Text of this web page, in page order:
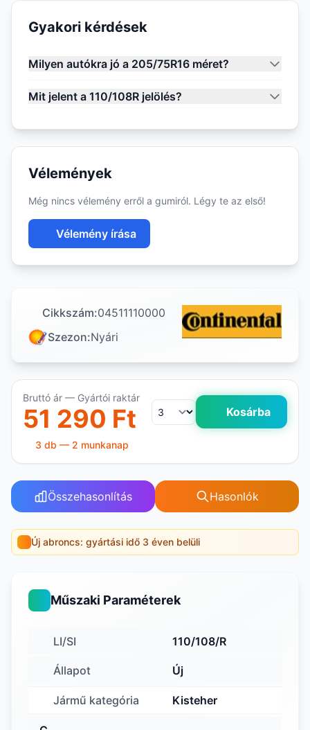
Gyakori kérdések
Milyen autókra jó a 205/75R16 méret?
Mit jelent a 110/108R jelölés?
Vélemények
Még nincs vélemény erről a gumiról. Légy te az első!
Vélemény írása
Cikkszám:04511110000
Szezon:Nyári
Bruttó ár — Gyártói raktár
51 290 Ft Kosárba
3 db — 2 munkanap
Összehasonlítás Hasonlók
Új abroncs: gyártási idő 3 éven belüli
Műszaki Paraméterek
LI/SI 110/108/R
Állapot Új
Jármű kategória Kisteher